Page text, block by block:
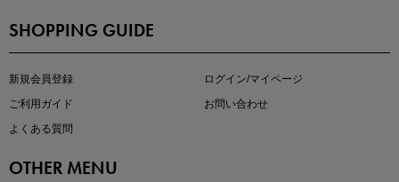
大人の着映えアイテム5選
SHOPPING GUIDE
新規会員登録
ログイン/マイページ
ご利用ガイド
お問い合わせ
よくある質問
OTHER MENU